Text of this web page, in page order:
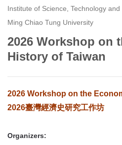
Institute of Science, Technology
Ming Chiao Tung University
2026 Workshop on
History of Taiwan
2026 Workshop on the
2026臺灣經濟史研究工作坊
Organizers: